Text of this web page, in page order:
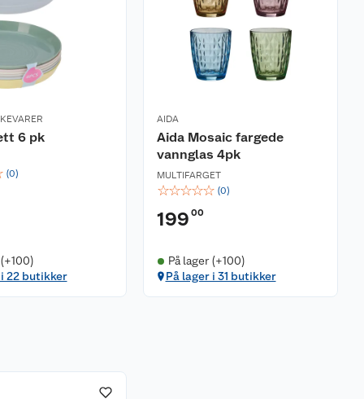
6 pk
(0)
22 butikker
AIDA
Aida Mosaic fargede
vannglas 4pk
MULTIFARGET
☆☆☆☆☆ (0)
199 00
På lager (+100)
På lager i 31 butikker